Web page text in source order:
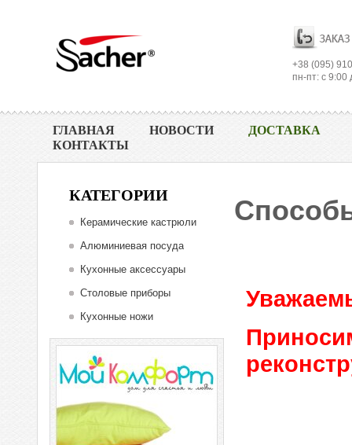
+38 (095)
пн-пт: с 9:00
ГЛАВНАЯ НОВОСТИ
ДОСТАВКА
КОНТАКТЫ
КАТЕГОРИИ
Керамические кастрюли
Алюминиевая посуда
Кухонные аксессуары
Столовые приборы
Кухонные ножи